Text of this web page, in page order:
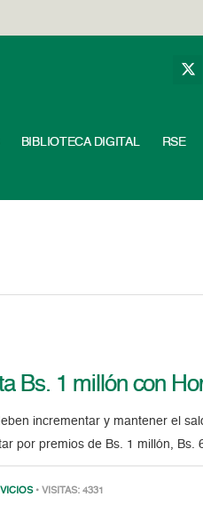
BIBLIOTECA DIGITAL RSE
Bs. 1 millón con
incrementar y mantener el
por premios de Bs. 1 millón, Bs.
• VISITAS: 4331